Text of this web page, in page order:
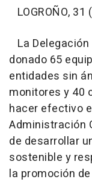
LOGROÑO, 31
La
donado 65
entidades sin
monitores y 40
hacer efectivo
Administración
de desarrollar
sostenible y
la promoción